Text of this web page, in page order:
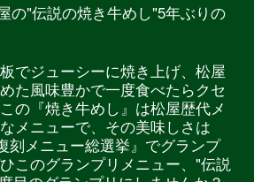
の"伝説の焼き牛めし"5年ぶりの
でジューシーに焼き上げ、松屋
た風味豊かで一度食べたらクセ
の『焼き牛めし』は松屋歴代メ
メニューで、その美味しさは
刻メニュー総選挙』でグランプ
このグランプリメニュー、"伝説